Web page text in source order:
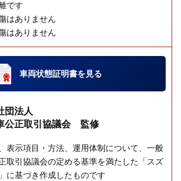
です
はありません
はありません
車両状態証明書を見る
団法人
公正取引協議会 監修
表示項目・方法、運用体制について、一般
取引協議会の定める基準を満たした「スズ
に基づき作成したものです